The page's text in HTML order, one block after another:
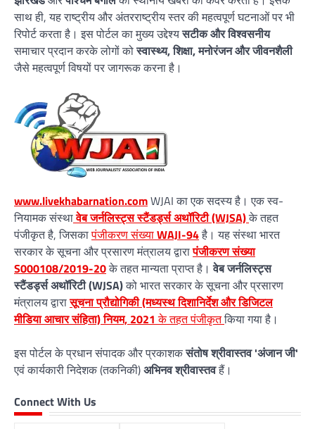
साथ ही, यह राष्ट्रीय और अंतरराष्ट्रीय स्तर की महत्वपूर्ण घटनाओं पर भी
रिपोर्ट करता है। इस पोर्टल का मुख्य उद्देश्यसटीक और विश्वसनीय
समाचार प्रदान करके लोगों कोस्वास्थ्य, शिक्षा, मनोरंजन और जीवनशैली
जैसे महत्वपूर्ण विषयों पर जागरूक करना है।
www.livekhabarnation.comWJAI का एक सदस्य है। एक स्व-
नियामक संस्थावेब जर्नलिस्ट्स स्टैंडर्ड्स अथॉरिटी (WJSA)के तहत
पंजीकृत है, जिसकापंजीकरण संख्याWAJI-94है। यह संस्था भारत
सरकार के सूचना और प्रसारण मंत्रालय द्वारापंजीकरण संख्या
S000108/2019-20के तहत मान्यता प्राप्त है।वेब जर्नलिस्ट्स
स्टैंडर्ड्स अथॉरिटी (WJSA)को भारत सरकार के सूचना और प्रसारण
मंत्रालय द्वारासूचना प्रौद्योगिकी (मध्यस्थ दिशानिर्देश और डिजिटल
मीडिया आचार संहिता) नियम, 2021 के तहत पंजीकृतकिया गया है।
इस पोर्टल के प्रधान संपादक और प्रकाशकसंतोष श्रीवास्तव 'अंजान जी'
एवं कार्यकारी निदेशक (तकनिकी)अभिनव श्रीवास्तवहैं।
Connect With Us